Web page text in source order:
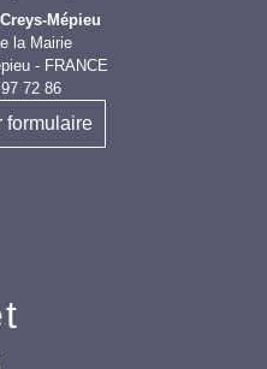
Mépieu
la Mairie
- FRANCE
72 86
formulaire